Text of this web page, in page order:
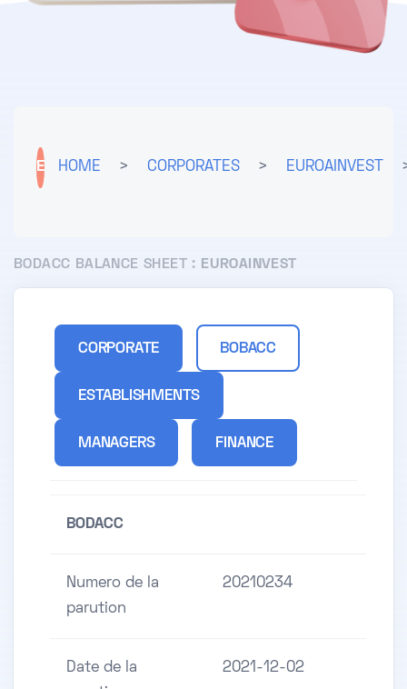
E HOME > CORPORATES > EUROAINVEST
BODACC BALANCE SHEET : EUROAINVEST
CORPORATE BOBACC
ESTABLISHMENTS
MANAGERS FINANCE
BODACC
Numero de la
parution
20210234
Date de la
2021-12-02